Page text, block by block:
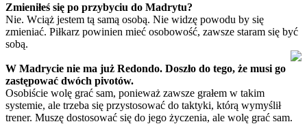
Zmieniłeś się po przybyciu do Madrytu?
Nie. Wciąż jestem tą samą osobą. Nie widzę powodu by się
zmieniać. Piłkarz powinien mieć osobowość, zawsze staram się być
sobą.
W Madrycie nie ma już Redondo. Doszło do tego, że musi go
zastępować dwóch pivotów.
Osobiście wolę grać sam, ponieważ zawsze grałem w takim
systemie, ale trzeba się przystosować do taktyki, którą wymyślił
trener. Muszę dostosować się do jego życzenia, ale wolę grać sam.